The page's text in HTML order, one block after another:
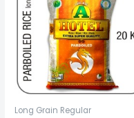
Long Grain Regular